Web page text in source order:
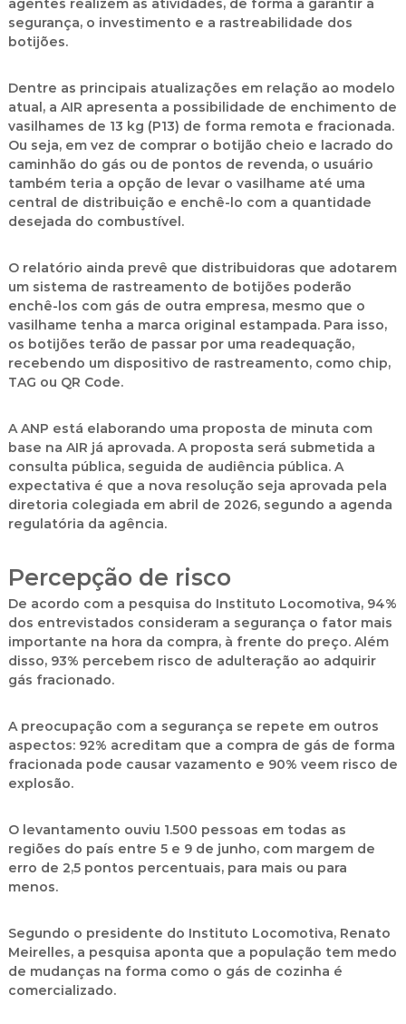
agentes realizem as atividades, de forma a garantir a
segurança, o investimento e a rastreabilidade dos
botijões.
Dentre as principais atualizações em relação ao modelo
atual, a AIR apresenta a possibilidade de enchimento de
vasilhames de 13 kg (P13) de forma remota e fracionada.
Ou seja, em vez de comprar o botijão cheio e lacrado do
caminhão do gás ou de pontos de revenda, o usuário
também teria a opção de levar o vasilhame até uma
central de distribuição e enchê-lo com a quantidade
desejada do combustível.
O relatório ainda prevê que distribuidoras que adotarem
um sistema de rastreamento de botijões poderão
enchê-los com gás de outra empresa, mesmo que o
vasilhame tenha a marca original estampada. Para isso,
os botijões terão de passar por uma readequação,
recebendo um dispositivo de rastreamento, como chip,
TAG ou QR Code.
A ANP está elaborando uma proposta de minuta com
base na AIR já aprovada. A proposta será submetida a
consulta pública, seguida de audiência pública. A
expectativa é que a nova resolução seja aprovada pela
diretoria colegiada em abril de 2026, segundo a agenda
regulatória da agência.
Percepção de risco
De acordo com a pesquisa do Instituto Locomotiva, 94%
dos entrevistados consideram a segurança o fator mais
importante na hora da compra, à frente do preço. Além
disso, 93% percebem risco de adulteração ao adquirir
gás fracionado.
A preocupação com a segurança se repete em outros
aspectos: 92% acreditam que a compra de gás de forma
fracionada pode causar vazamento e 90% veem risco de
explosão.
O levantamento ouviu 1.500 pessoas em todas as
regiões do país entre 5 e 9 de junho, com margem de
erro de 2,5 pontos percentuais, para mais ou para
menos.
Segundo o presidente do Instituto Locomotiva, Renato
Meirelles, a pesquisa aponta que a população tem medo
de mudanças na forma como o gás de cozinha é
comercializado.